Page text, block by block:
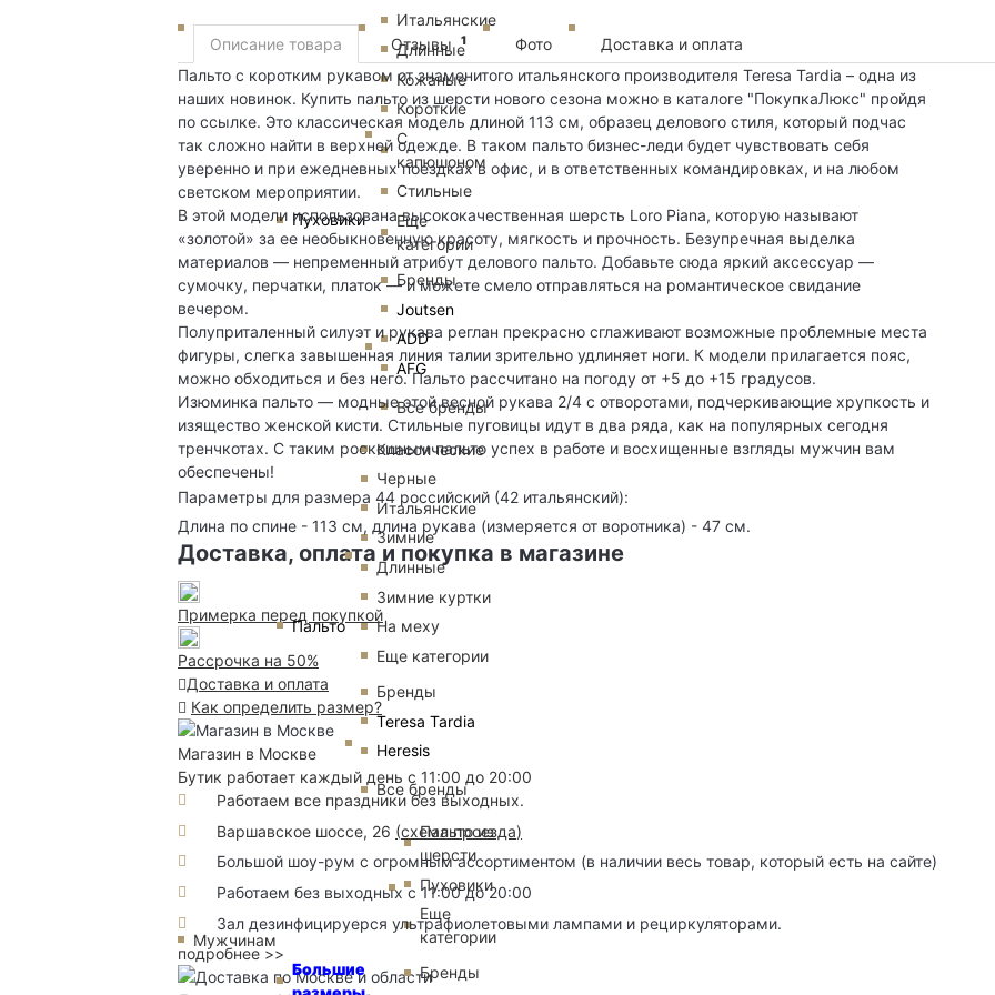
Мужчинам
Пуховики
Итальянские
Длинные
Кожаные
Короткие
С
капюшоном
Стильные
Еще
категории
Бренды
Joutsen
ADD
AFG
Все бренды
Пальто
Классические
Черные
Итальянские
Зимние
Длинные
Зимние куртки
На меху
Еще категории
Бренды
Teresa Tardia
Heresis
Все бренды
Большие
Пальто из
шерсти
Пуховики
Еще
категории
Бренды
Описание товара Отзывы 1 Фото
Доставка и оплата
Пальто с коротким рукавом от знаменитого итальянского производителя Teresa Tardia – одна из
наших новинок. Купить пальто из шерсти нового сезона можно в каталоге "ПокупкаЛюкс" пройдя
по ссылке. Это классическая модель длиной 113 см, образец делового стиля, который подчас
так сложно найти в верхней одежде. В таком пальто бизнес-леди будет чувствовать себя
уверенно и при ежедневных поездках в офис, и в ответственных командировках, и на любом
светском мероприятии.
В этой модели использована высококачественная шерсть Loro Piana, которую называют
«золотой» за ее необыкновенную красоту, мягкость и прочность. Безупречная выделка
материалов — непременный атрибут делового пальто. Добавьте сюда яркий аксессуар —
сумочку, перчатки, платок — и можете смело отправляться на романтическое свидание
вечером.
Полуприталенный силуэт и рукава реглан прекрасно сглаживают возможные проблемные места
фигуры, слегка завышенная линия талии зрительно удлиняет ноги. К модели прилагается пояс,
можно обходиться и без него. Пальто рассчитано на погоду от +5 до +15 градусов.
Изюминка пальто — модные этой весной рукава 2/4 с отворотами, подчеркивающие хрупкость и
изящество женской кисти. Стильные пуговицы идут в два ряда, как на популярных сегодня
тренчкотах. С таким роскошным пальто успех в работе и восхищенные взгляды мужчин вам
обеспечены!
Параметры для размера 44 российский (42 итальянский):
Длина по спине - 113 см, длина рукава (измеряется от воротника) - 47 см.
Доставка, оплата и покупка в магазине
Примерка перед покупкой
Рассрочка на 50%
Доставка и оплата
Как определить размер?
Магазин в Москве
Бутик работает каждый день с 11:00 до 20:00
Работаем все праздники без выходных.
Варшавское шоссе, 26 (схема проезда)
Большой шоу-рум с огромным ассортиментом (в наличии весь товар, который есть на сайте)
Работаем без выходных с 11:00 до 20:00
Зал дезинфицируерся ультрафиолетовыми лампами и рециркуляторами.
подробнее >>